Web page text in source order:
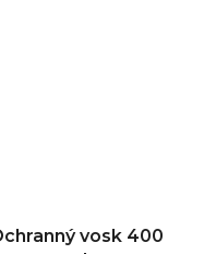
vosk 400